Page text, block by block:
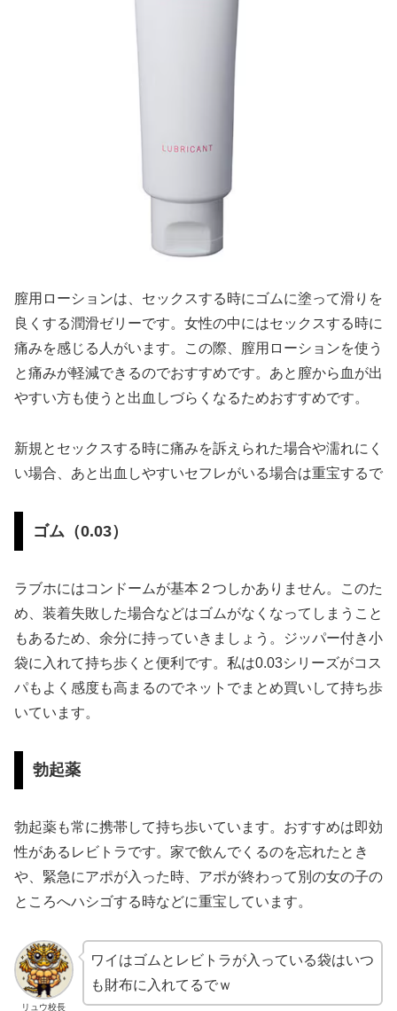
膣用ローションは、セックスする時にゴムに塗って滑りを
良くする潤滑ゼリーです。女性の中にはセックスする時に
痛みを感じる人がいます。この際、膣用ローションを使う
と痛みが軽減できるのでおすすめです。あと膣から血が出
やすい方も使うと出血しづらくなるためおすすめです。
新規とセックスする時に痛みを訴えられた場合や濡れにく
い場合、あと出血しやすいセフレがいる場合は重宝するで
ゴム（0.03）
ラブホにはコンドームが基本２つしかありません。このた
め、装着失敗した場合などはゴムがなくなってしまうこと
もあるため、余分に持っていきましょう。ジッパー付き小
袋に入れて持ち歩くと便利です。私は0.03シリーズがコス
パもよく感度も高まるのでネットでまとめ買いして持ち歩
いています。
勃起薬
勃起薬も常に携帯して持ち歩いています。おすすめは即効
性があるレビトラです。家で飲んでくるのを忘れたとき
や、緊急にアポが入った時、アポが終わって別の女の子の
ところへハシゴする時などに重宝しています。
リュウ校長
ワイはゴムとレビトラが入っている袋はいつ
も財布に入れてるでｗ